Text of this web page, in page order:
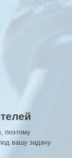
поэтому
вашу задачу